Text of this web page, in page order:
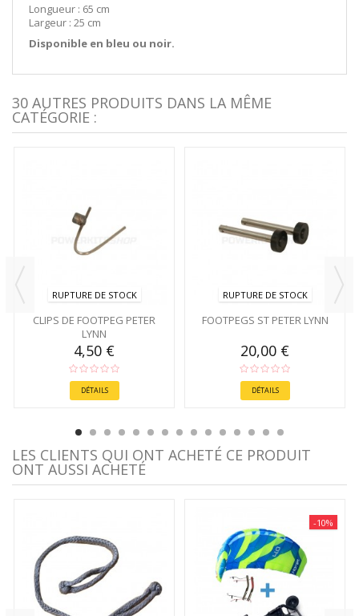
Longueur : 65 cm
Largeur : 25 cm
Disponible en bleu ou noir.
30 AUTRES PRODUITS DANS LA MÊME
CATÉGORIE :
RUPTURE DE STOCK
CLIPS DE FOOTPEG PETER
LYNN
4,50 €
DÉTAILS
RUPTURE DE STOCK
FOOTPEGS ST PETER LYNN
20,00 €
DÉTAILS
LES CLIENTS QUI ONT ACHETÉ CE PRODUIT
ONT AUSSI ACHETÉ
-10%